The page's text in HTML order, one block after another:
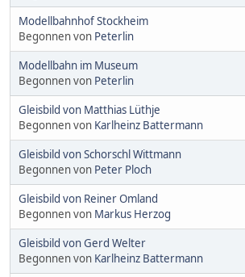
Modellbahnhof Stockheim
Begonnen von Peterlin
Modellbahn im Museum
Begonnen von Peterlin
Gleisbild von Matthias Lüthje
Begonnen von Karlheinz Battermann
Gleisbild von Schorschl Wittmann
Begonnen von Peter Ploch
Gleisbild von Reiner Omland
Begonnen von Markus Herzog
Gleisbild von Gerd Welter
Begonnen von Karlheinz Battermann